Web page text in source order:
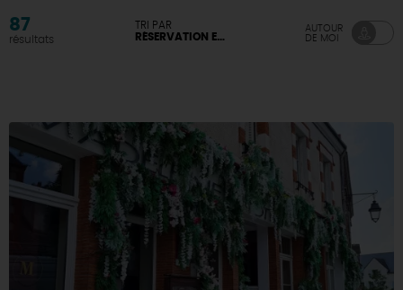
87
résultats
TRI PAR
RÉSERVATION EN LIGNE DISPONIBLE
AUTOUR
DE MOI